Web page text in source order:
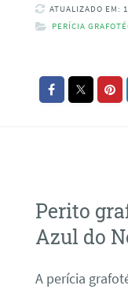
ATUALIZADO EM:
PERÍCIA
Perito
Azul do
A perícia